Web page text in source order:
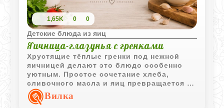
1,65K 0 0
Детские блюда из яиц
Яичница-глазунья с гренками
Хрустящие тёплые гренки под нежной
яичницей делают это блюдо особенно
уютным. Простое сочетание хлеба,
сливочного масла и яиц превращается в
быстрый домашний завтрак, который
нравится детям своей мягкой текстурой
Вилка